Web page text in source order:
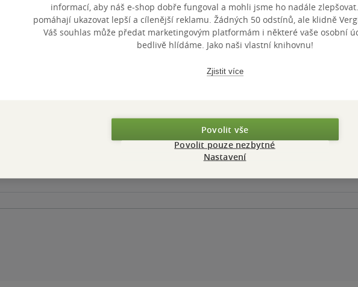
za posledních 60 dní. Maloobchodní
informací, aby náš e-shop dobře fungoval a mohli jsme ho nadále
pomáhají ukazovat lepší a cílenější reklamu. Žádných 50 odstínů, ale klidně
Váš souhlas může předat marketingovým platformám i některé vaše osobní
bedlivě hlídáme. Jako naši vlastní knihovnu!
Zjistit více
Povolit vše
Povolit pouze nezbytné
Nastavení